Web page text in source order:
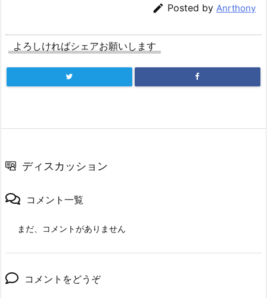
 Posted by Anrthony
よろしければシェアお願いします
ディスカッション
コメント一覧
まだ、コメントがありません
コメントをどうぞ